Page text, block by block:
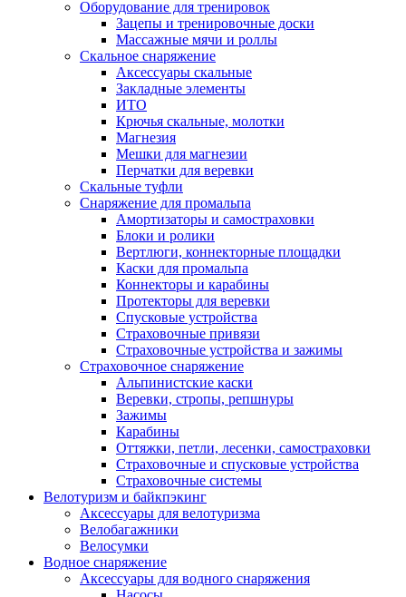
Оборудование для тренировок
Зацепы и тренировочные доски
Массажные мячи и роллы
Скальное снаряжение
Аксессуары скальные
Закладные элементы
ИТО
Крючья скальные, молотки
Магнезия
Мешки для магнезии
Перчатки для веревки
Скальные туфли
Снаряжение для промальпа
Амортизаторы и самостраховки
Блоки и ролики
Вертлюги, коннекторные площадки
Каски для промальпа
Коннекторы и карабины
Протекторы для веревки
Спусковые устройства
Страховочные привязи
Страховочные устройства и зажимы
Страховочное снаряжение
Альпинистские каски
Веревки, стропы, репшнуры
Зажимы
Карабины
Оттяжки, петли, лесенки, самостраховки
Страховочные и спусковые устройства
Страховочные системы
Велотуризм и байкпэкинг
Аксессуары для велотуризма
Велобагажники
Велосумки
Водное снаряжение
Аксессуары для водного снаряжения